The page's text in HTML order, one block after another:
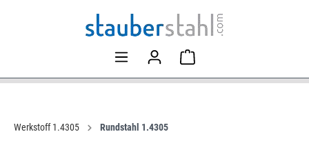
Werkstoff 1.4305 Rundstahl 1.4305